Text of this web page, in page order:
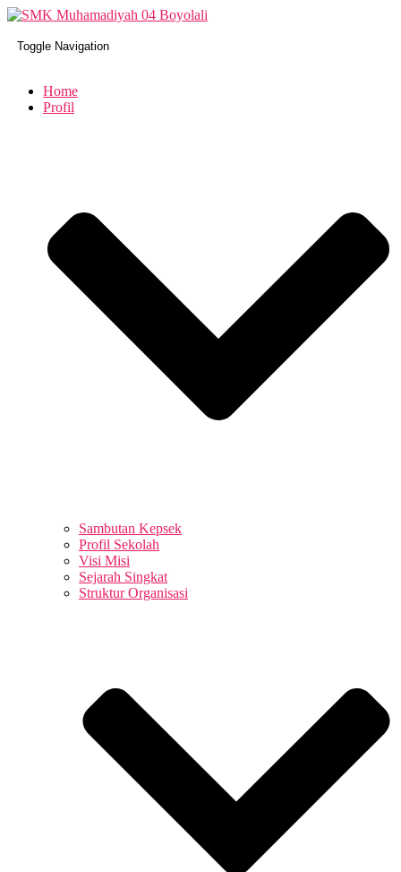
Toggle Navigation
Home
Profil
Sambutan Kepsek
Profil Sekolah
Visi Misi
Sejarah Singkat
Struktur Organisasi